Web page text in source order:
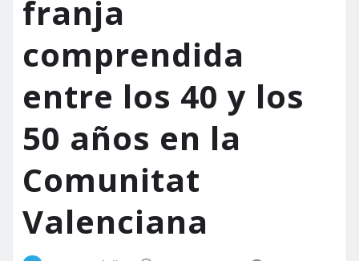
franja
comprendida
entre los 40 y los
50 años en la
Comunitat
Valenciana